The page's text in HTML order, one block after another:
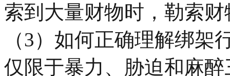
索到大量财物时，勒索
（3）如何正确理解绑
仅限于暴力、胁迫和麻